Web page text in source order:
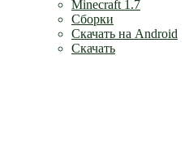
Minecraft 1.7
Сборки
Скачать на Android
Скачать